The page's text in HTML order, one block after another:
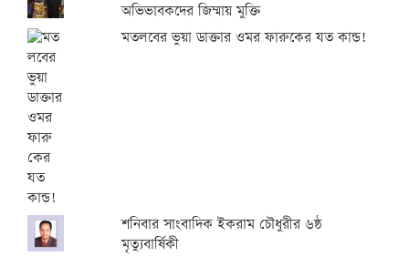
অভিভাবকদের জিম্মায় মুক্তি
মতলবের ভুয়া ডাক্তার ওমর ফারুকের যত কান্ড!
শনিবার সাংবাদিক ইকরাম চৌধুরীর ৬ষ্ঠ
মৃত্যুবার্ষিকী